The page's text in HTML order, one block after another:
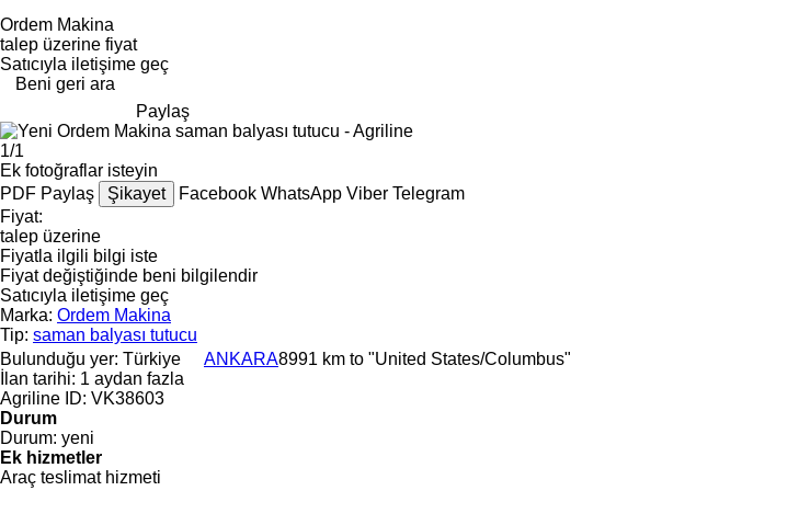
Ordem Makina
talep üzerine fiyat
Satıcıyla iletişime geç
Beni geri ara
Paylaş
1/1
Ek fotoğraflar isteyin
PDF Paylaş Şikayet Facebook WhatsApp Viber Telegram
Fiyat:
talep üzerine
Fiyatla ilgili bilgi iste
Fiyat değiştiğinde beni bilgilendir
Satıcıyla iletişime geç
Marka: Ordem Makina
Tip: saman balyası tutucu
Bulunduğu yer: Türkiye ANKARA8991 km to "United States/Columbus"
İlan tarihi: 1 aydan fazla
Agriline ID: VK38603
Durum
Durum: yeni
Ek hizmetler
Araç teslimat hizmeti